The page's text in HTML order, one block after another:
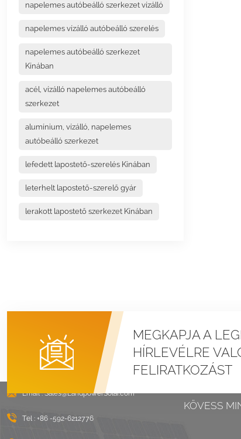
napelemes autóbeálló szerkezet vízálló
napelemes vízálló autóbeálló szerelés
napelemes autóbeálló szerkezet
Kínában
acél, vízálló napelemes autóbeálló
szerkezet
alumínium, vízálló, napelemes
autóbeálló szerkezet
lefedett lapostető-szerelés Kínában
leterhelt lapostető-szerelő gyár
lerakott lapostető szerkezet Kínában
MEGKAPJA A
HÍRLEVÉLRE
FELIRATKOZÁST
Email :Sales@LandpowerSolar.com
Tel : +86 -592-6212776
KÖVESS